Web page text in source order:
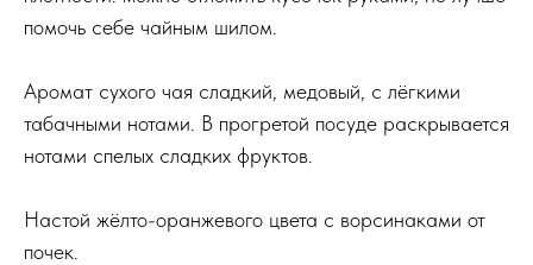
помочь себе чайным шилом.
Аромат сухого чая сладкий, медовый, с лёгкими
табачными нотами. В прогретой посуде раскрывается
нотами спелых сладких фруктов.
Настой жёлто-оранжевого цвета с ворсинаками от
почек.